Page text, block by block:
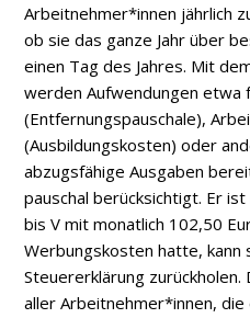
Arbeitnehmer*innen jährlich
ob sie das ganze Jahr über
einen Tag des Jahres. Mit
werden Aufwendungen etwa
(Entfernungspauschale),
(Ausbildungskosten) oder
abzugsfähige Ausgaben
pauschal berücksichtigt. Er
bis V mit monatlich 102,50
Werbungskosten hatte, kann
Steuererklärung
aller Arbeitnehmer*innen,